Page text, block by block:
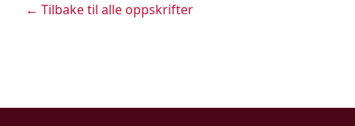
← Tilbake til alle oppskrifter